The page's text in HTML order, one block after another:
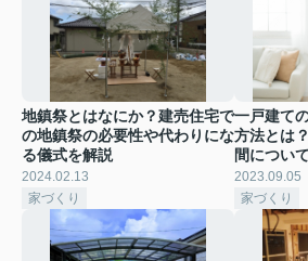
地鎮祭とはなにか？建売住宅で
の地鎮祭の必要性や代わりにな
る儀式を解説
2024.02.13
家づくり
一戸建て
方法とは
間につい
2023.09.05
家づくり